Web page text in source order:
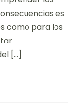
es
como para los
[…]